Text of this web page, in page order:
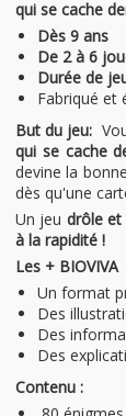
qui se cache
Dès 9 ans
De 2 à 6
Durée de
Fabriqué et
But du jeu:
qui se cache
devine la
dès qu'une
Un jeu drôle et
à la rapidité !
Les + BIOVIVA
Un format
Des
Des
Des
Contenu :